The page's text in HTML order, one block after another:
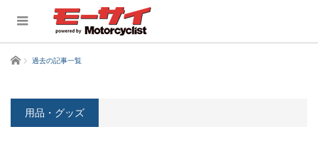
ホーム 過去の記事一覧
用品・グッズ